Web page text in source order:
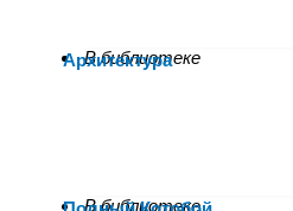
В библиотеке
Архитектура
В библиотеке